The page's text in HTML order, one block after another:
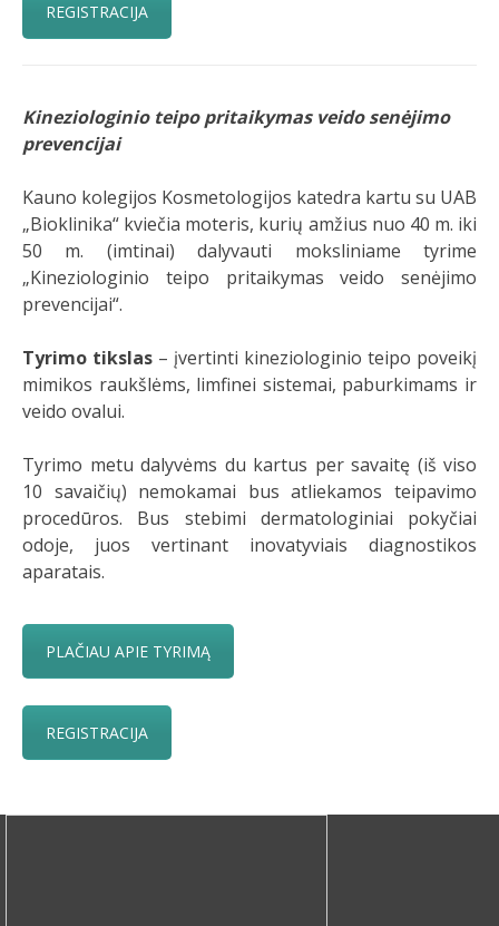
REGISTRACIJA
Kineziologinio teipo pritaikymas veido senėjimo
prevencijai
Kauno kolegijos Kosmetologijos katedra kartu su UAB
„Bioklinika“ kviečia moteris, kurių amžius nuo 40 m. iki
50 m. (imtinai) dalyvauti moksliniame tyrime
„Kineziologinio teipo pritaikymas veido senėjimo
prevencijai“.
Tyrimo tikslas – įvertinti kineziologinio teipo poveikį
mimikos raukšlėms, limfinei sistemai, paburkimams ir
veido ovalui.
Tyrimo metu dalyvėms du kartus per savaitę (iš viso
10 savaičių) nemokamai bus atliekamos teipavimo
procedūros. Bus stebimi dermatologiniai pokyčiai
odoje, juos vertinant inovatyviais diagnostikos
aparatais.
PLAČIAU APIE TYRIMĄ
REGISTRACIJA